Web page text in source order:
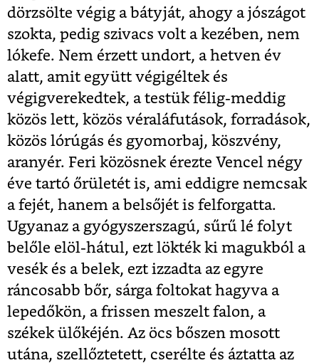
dörzsölte végig a bátyját, ahogy a jószágot
szokta, pedig szivacs volt a kezében, nem
lókefe. Nem érzett undort, a hetven év
alatt, amit együtt végigéltek és
végigverekedtek, a testük félig-meddig
közös lett, közös véraláfutások, forradások,
közös lórúgás és gyomorbaj, köszvény,
aranyér. Feri közösnek érezte Vencel négy
éve tartó őrületét is, ami eddigre nemcsak
a fejét, hanem a belsőjét is felforgatta.
Ugyanaz a gyógyszerszagú, sűrű lé folyt
belőle elöl-hátul, ezt lökték ki magukból a
vesék és a belek, ezt izzadta az egyre
ráncosabb bőr, sárga foltokat hagyva a
lepedőkön, a frissen meszelt falon, a
székek ülőkéjén. Az öcs bőszen mosott
utána, szellőztetett, cserélte és áztatta az